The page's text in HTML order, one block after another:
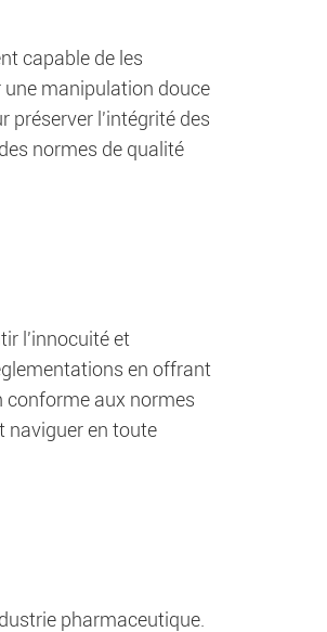
capable de les
une manipulation douce
préserver l'intégrité des
normes de qualité
l'innocuité et
en offrant
conforme aux normes
naviguer en toute
pharmaceutique.